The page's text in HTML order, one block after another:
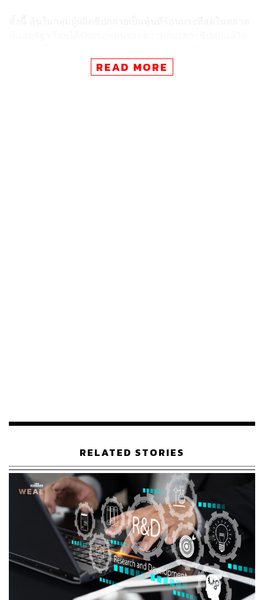
ตลาดพุ่งทำสถิติสูงสุดใหม่ การพุ่งทะยานดังกล่าวได้จุดชนวน
ให้เกิดการถกเถียงว่า นักลงทุนกำลังทุ่มเงินเข้าสู่ตลาดที่ร้อน
สามารถติดตาม THE STANDARD WEALTH
Jensen Huang
ปัญญาประดิษฐ์ (Artificial intelligence - AI)
USA
Bloomberg
Ray Dalio
Bridgewater Associates
ภาวะฟองสบู่แตก
ภาวะฟองสบู่
READ MORE
RELATED STORIES